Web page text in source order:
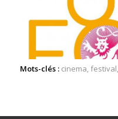
Mots-clés : cinema,festival,